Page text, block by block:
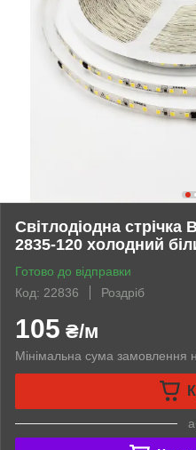
Світлодіодна
2835-120 холодний
Готово до відправки
Код: 22836
Роздріб
105 ₴/м
Мінімальна сума замовлення